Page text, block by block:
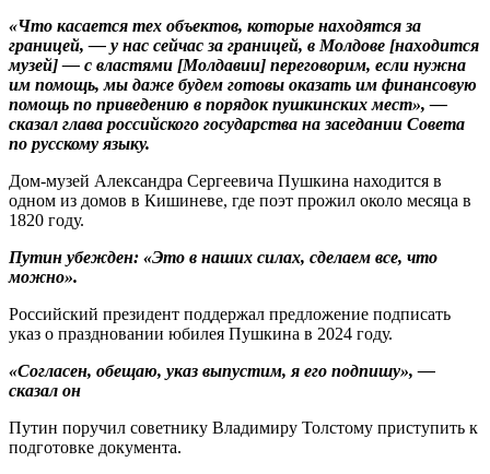
«Что касается тех объектов, которые находятся за
границей, — у нас сейчас за границей, в Молдове [находится
музей] — с властями [Молдавии] переговорим, если нужна
им помощь, мы даже будем готовы оказать им финансовую
помощь по приведению в порядок пушкинских мест», —
сказал глава российского государства на заседании Совета
по русскому языку.
Дом-музей Александра Сергеевича Пушкина находится в
одном из домов в Кишиневе, где поэт прожил около месяца в
1820 году.
Путин убежден: «Это в наших силах, сделаем все, что
можно».
Российский президент поддержал предложение подписать
указ о праздновании юбилея Пушкина в 2024 году.
«Согласен, обещаю, указ выпустим, я его подпишу», —
сказал он
Путин поручил советнику Владимиру Толстому приступить к
подготовке документа.